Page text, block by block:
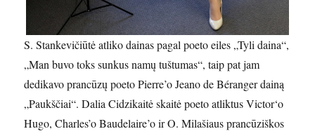
S. Stankevičiūtė atliko dainas pagal poeto eiles „Tyli daina“,
„Man buvo toks sunkus namų tuštumas“, taip pat jam
dedikavo prancūzų poeto Pierre’o Jeano de Béranger dainą
„Paukščiai“. Dalia Cidzikaitė skaitė poeto atliktus Victor‘o
Hugo, Charles’o Baudelaire’o ir O. Milašiaus prancūziškos